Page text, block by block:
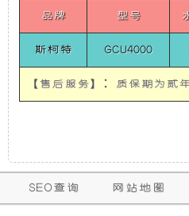
使
发
有
体
式
单
相
50HZ）
12KW
SICOTE
Vehicle
Silent
Generator
Set
(single-
phase
50HZ)
品牌 型号
斯柯特 GCU4000
【售后服务】：质保期为
购买本公司产品达到
零担运输（运费到付）
修
SEO查询 网站地图